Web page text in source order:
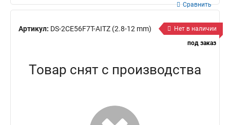
Артикул: DS-2CE56F7T-AITZ (2.8-12 mm)
Сравнить
Нет в наличии
под заказ
Товар снят с производства